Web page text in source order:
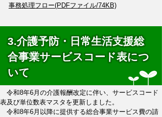
事務処理フロー(PDFファイル/74KB)
3.介護予防・日常生活支援総
合事業サービスコード表につ
いて
令和8年6月の介護報酬改定に伴い、サービスコード
表及び単位数表マスタを更新しました。
令和8年6月以降に提供する総合事業サービス費の請